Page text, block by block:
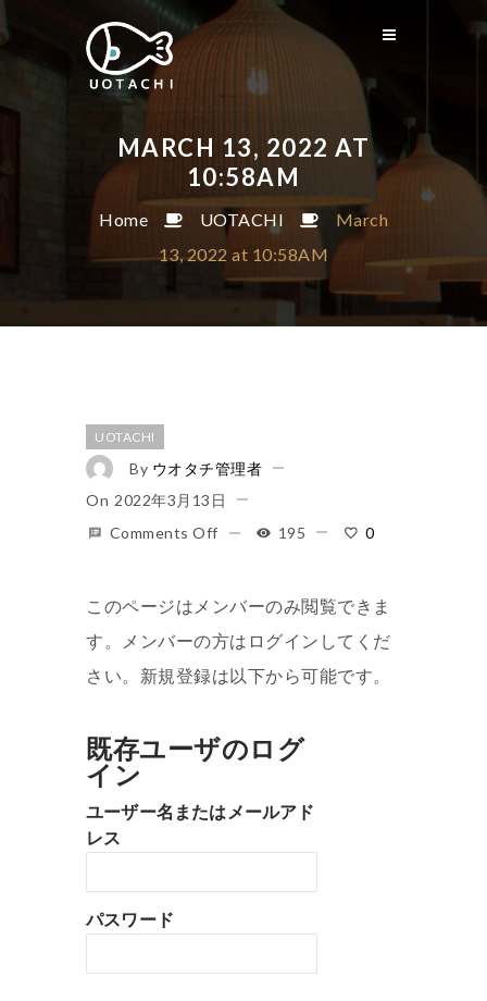
MARCH 13, 2022 AT
10:58AM
Home UOTACHI
March
13, 2022 at 10:58AM
UOTACHI
By ウオタチ管理者
On 2022年3月13日
Comments Off
195 0
このページはメンバーのみ閲覧できま
す。メンバーの方はログインしてくだ
さい。新規登録は以下から可能です。
既存ユーザのログ
イン
ユーザー名またはメールアド
レス
パスワード